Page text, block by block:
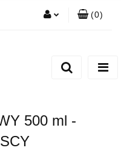
(0)
500 ml -